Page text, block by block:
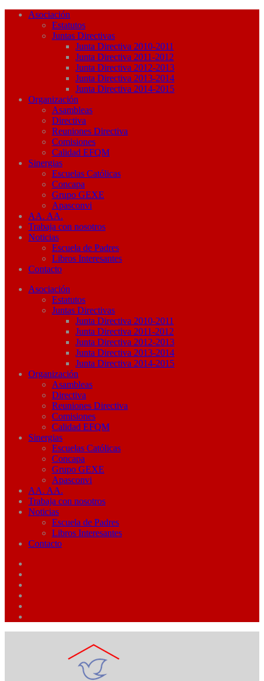
Asociación
Estatutos
Juntas Directivas
Junta Directiva 2010-2011
Junta Directiva 2011-2012
Junta Directiva 2012-2013
Junta Directiva 2013-2014
Junta Directiva 2014-2015
Organización
Asambleas
Directiva
Reuniones Directiva
Comisiones
Calidad EFQM
Sinergias
Escuelas Católicas
Concapa
Grupo GEXE
Apasconvi
AA. AA.
Trabaja con nosotros
Noticias
Escuela de Padres
Libros Interesantes
Contacto
Asociación
Estatutos
Juntas Directivas
Junta Directiva 2010-2011
Junta Directiva 2011-2012
Junta Directiva 2012-2013
Junta Directiva 2013-2014
Junta Directiva 2014-2015
Organización
Asambleas
Directiva
Reuniones Directiva
Comisiones
Calidad EFQM
Sinergias
Escuelas Católicas
Concapa
Grupo GEXE
Apasconvi
AA. AA.
Trabaja con nosotros
Noticias
Escuela de Padres
Libros Interesantes
Contacto